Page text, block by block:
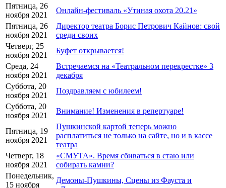
Пятница, 26
ноября 2021
Онлайн-фестиваль «Утиная охота 20.21»
Пятница, 26
ноября 2021
Директор театра Борис Петрович Кайнов: свой
среди своих
Четверг, 25
ноября 2021
Буфет открывается!
Среда, 24
ноября 2021
Встречаемся на «Театральном перекрестке» 3
декабря
Суббота, 20
ноября 2021
Поздравляем с юбилеем!
Суббота, 20
ноября 2021
Внимание! Изменения в репертуаре!
Пятница, 19
ноября 2021
Пушкинской картой теперь можно
расплатиться не только на сайте, но и в кассе
театра
Четверг, 18
ноября 2021
«СМУТА». Время сбиваться в стаю или
собирать камни?
Понедельник,
15 ноября
Демоны-Пушкины, Сцены из Фауста и